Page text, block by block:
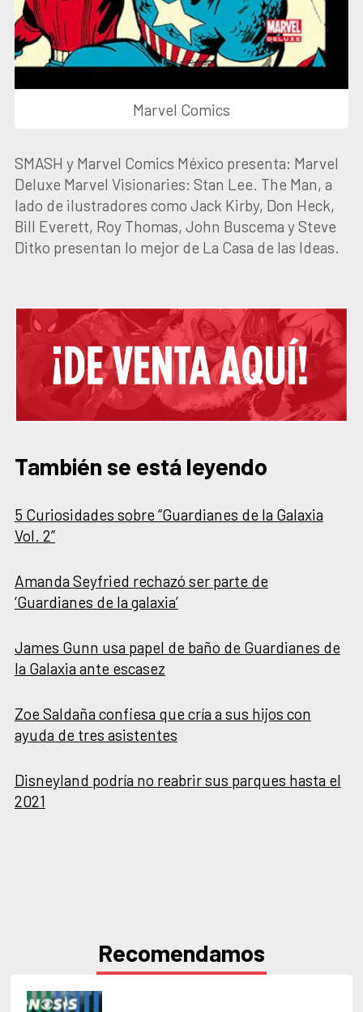
Marvel Comics
SMASH y Marvel Comics México presenta: Marvel
Deluxe Marvel Visionaries: Stan Lee. The Man, a
lado de ilustradores como Jack Kirby, Don Heck,
Bill Everett, Roy Thomas, John Buscema y Steve
Ditko presentan lo mejor de La Casa de las Ideas.
También se está leyendo
5 Curiosidades sobre “Guardianes de la Galaxia
Vol. 2”
Amanda Seyfried rechazó ser parte de
‘Guardianes de la galaxia’
James Gunn usa papel de baño de Guardianes de
la Galaxia ante escasez
Zoe Saldaña confiesa que cría a sus hijos con
ayuda de tres asistentes
Disneyland podría no reabrir sus parques hasta el
2021
Recomendamos